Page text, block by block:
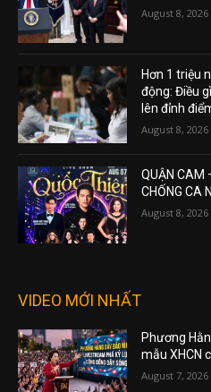
August 8, 2026
Hơn 1 triệu
động: Điều
lên đỉnh
August 8, 2026
QUẬN CAM
CHỐNG CA
August 8, 2026
VIDEO MỚI NHẤT
Phương
mẫu XHCN
August 7, 2026